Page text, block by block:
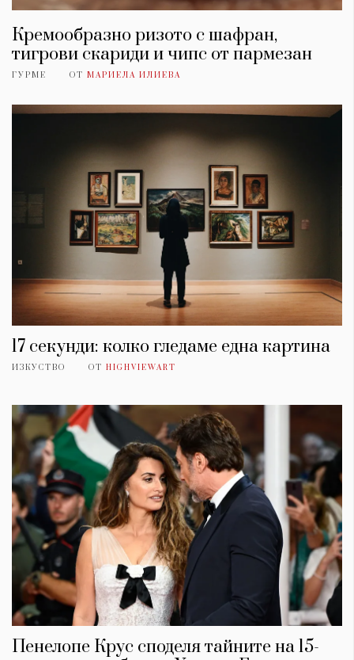
Кремообразно ризото с шафран,
тигрови скариди и чипс от пармезан
ГУРМЕ ОТ МАРИЕЛА ИЛИЕВА
17 секунди: колко гледаме една картина
ИЗКУСТВО ОТ HIGHVIEWART
Пенелопе Крус споделя тайните на 15-